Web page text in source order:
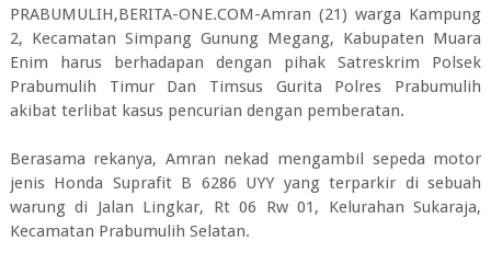
PRABUMULIH,BERITA-ONE.COM-Amran (21) warga Kampung
2, Kecamatan Simpang Gunung Megang, Kabupaten Muara
Enim harus berhadapan dengan pihak Satreskrim Polsek
Prabumulih Timur Dan Timsus Gurita Polres Prabumulih
akibat terlibat kasus pencurian dengan pemberatan.
Berasama rekanya, Amran nekad mengambil sepeda motor
jenis Honda Suprafit B 6286 UYY yang terparkir di sebuah
warung di Jalan Lingkar, Rt 06 Rw 01, Kelurahan Sukaraja,
Kecamatan Prabumulih Selatan.